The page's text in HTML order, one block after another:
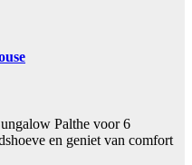
Palthe voor 6
en geniet van comfort